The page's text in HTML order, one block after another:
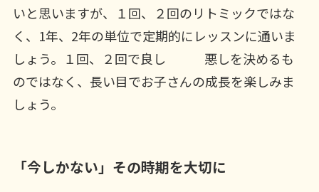
いと思いますが、１回、２回のリトミックではな
く、1年、2年の単位で定期的にレッスンに通いま
しょう。１回、２回で良し 悪しを決めるも
のではなく、長い目でお子さんの成長を楽しみま
しょう。
「今しかない」その時期を大切に